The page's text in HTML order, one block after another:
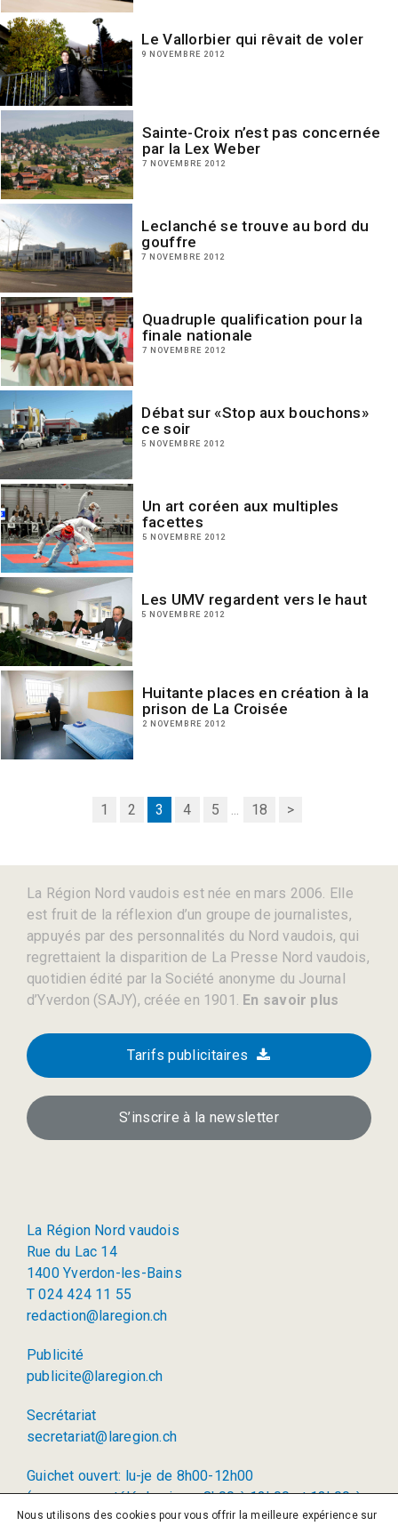
Le Vallorbier qui rêvait de voler
9 NOVEMBRE 2012
Sainte-Croix n’est pas concernée
par la Lex Weber
7 NOVEMBRE 2012
Leclanché se trouve au bord du
gouffre
7 NOVEMBRE 2012
Quadruple qualification pour la
finale nationale
7 NOVEMBRE 2012
Débat sur «Stop aux bouchons»
ce soir
5 NOVEMBRE 2012
Un art coréen aux multiples
facettes
5 NOVEMBRE 2012
Les UMV regardent vers le haut
5 NOVEMBRE 2012
Huitante places en création à la
prison de La Croisée
2 NOVEMBRE 2012
1 2 3 4 5 ... 18 >
La Région Nord vaudois est née en mars 2006. Elle
est fruit de la réflexion d’un groupe de journalistes,
appuyés par des personnalités du Nord vaudois, qui
regrettaient la disparition de La Presse Nord vaudois,
quotidien édité par la Société anonyme du Journal
d’Yverdon (SAJY), créée en 1901. En savoir plus
Tarifs publicitaires
S’inscrire à la newsletter
La Région Nord vaudois
Rue du Lac 14
1400 Yverdon-les-Bains
T 024 424 11 55
redaction@laregion.ch
Publicité
publicite@laregion.ch
Secrétariat
secretariat@laregion.ch
Guichet ouvert: lu-je de 8h00-12h00
(permanence téléphonique: 8h00 à 12h00 et 13h00 à
17h00)
Nous utilisons des cookies pour vous offrir la meilleure expérience sur